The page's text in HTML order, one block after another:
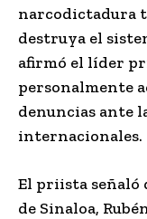
narcodictadura
destruya el
afirmó el líder
personalmente
denuncias ante
internacionales.
El priista señaló
de Sinaloa,